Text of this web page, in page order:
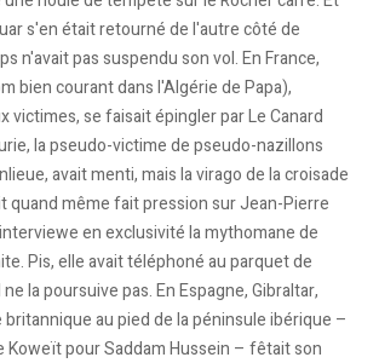
s'en était retourné de l'autre côté de
n'avait pas suspendu son vol. En France,
bien courant dans l'Algérie de Papa),
victimes, se faisait épingler par Le Canard
la pseudo-victime de pseudo-nazillons
avait menti, mais la virago de la croisade
quand même fait pression sur Jean-Pierre
en exclusivité la mythomane de
Pis, elle avait téléphoné au parquet de
la poursuive pas. En Espagne, Gibraltar,
au pied de la péninsule ibérique –
Koweït pour Saddam Hussein – fêtait son